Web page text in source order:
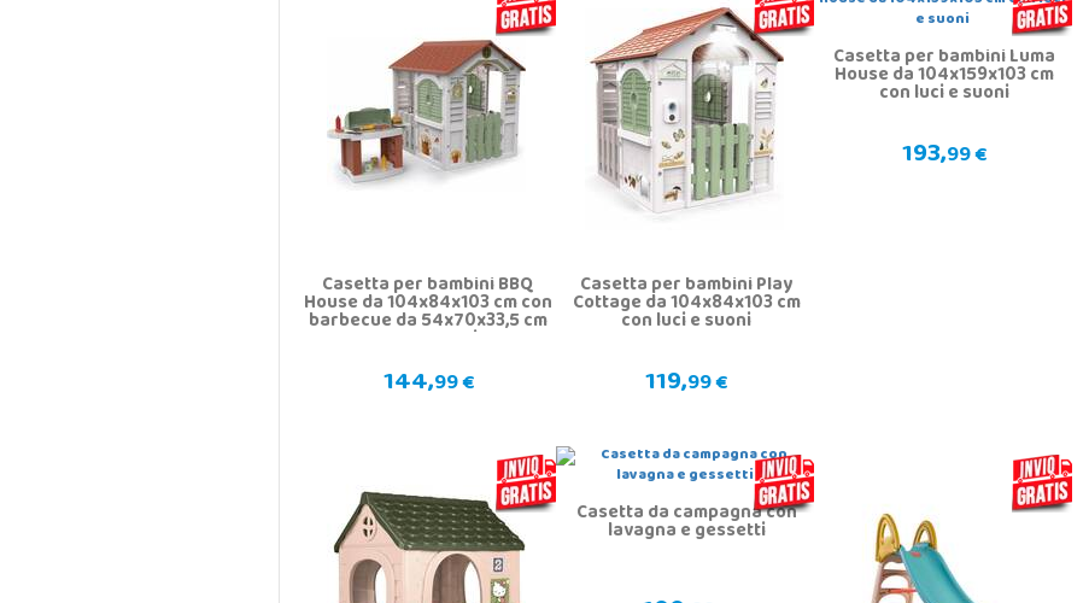
Casetta per bambini BBQ
House da 104x84x103 cm con
barbecue da 54x70x33,5 cm
e accessori
144,99 €
Casetta per bambini Play
Cottage da 104x84x103 cm
con luci e suoni
119,99 €
Casetta per bambini Luma
House da 104x159x103 cm
con luci e suoni
193,99 €
Casetta da campagna con
lavagna e gessetti